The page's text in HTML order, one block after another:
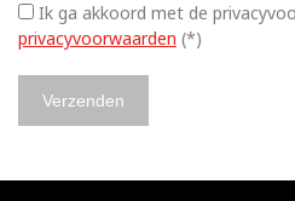
Ik ga akkoord met de
privacyvoorwaarden (*)